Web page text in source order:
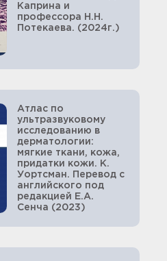
Каприна и
профессора Н.Н.
Потекаева. (2024г.)
Атлас по
ультразвуковому
исследованию в
дерматологии:
мягкие ткани, кожа,
придатки кожи. К.
Уортсман. Перевод с
английского под
редакцией Е.А.
Сенча (2023)